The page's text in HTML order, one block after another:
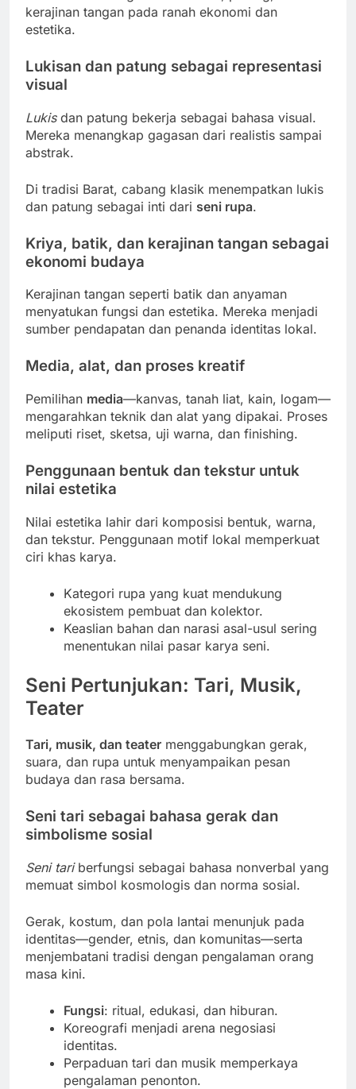
kerajinan tangan pada ranah ekonomi dan
estetika.
Lukisan dan patung sebagai representasi
visual
Lukisdan patung bekerja sebagai bahasa visual.
Mereka menangkap gagasan dari realistis sampai
abstrak.
Di tradisi Barat, cabang klasik menempatkan lukis
dan patung sebagai inti dari seni rupa.
Kriya, batik, dan kerajinan tangan sebagai
ekonomi budaya
Kerajinan tangan seperti batik dan anyaman
menyatukan fungsi dan estetika. Mereka menjadi
sumber pendapatan dan penanda identitas lokal.
Media, alat, dan proses kreatif
Pemilihan media—kanvas, tanah liat, kain, logam—
mengarahkan teknik dan alat yang dipakai. Proses
meliputi riset, sketsa, uji warna, dan finishing.
Penggunaan bentuk dan tekstur untuk
nilai estetika
Nilai estetika lahir dari komposisi bentuk, warna,
dan tekstur. Penggunaan motif lokal memperkuat
ciri khas karya.
Kategori rupa yang kuat mendukung
ekosistem pembuat dan kolektor.
Keaslian bahan dan narasi asal-usul sering
menentukan nilai pasar karya seni.
Seni Pertunjukan: Tari, Musik,
Teater
Tari, musik, dan teater menggabungkan gerak,
suara, dan rupa untuk menyampaikan pesan
budaya dan rasa bersama.
Seni tari sebagai bahasa gerak dan
simbolisme sosial
Seni tariberfungsi sebagai bahasa nonverbal yang
memuat simbol kosmologis dan norma sosial.
Gerak, kostum, dan pola lantai menunjuk pada
identitas—gender, etnis, dan komunitas—serta
menjembatani tradisi dengan pengalaman orang
masa kini.
Fungsi: ritual, edukasi, dan hiburan.
Koreografi menjadi arena negosiasi
identitas.
Perpaduan tari dan musik memperkaya
pengalaman penonton.